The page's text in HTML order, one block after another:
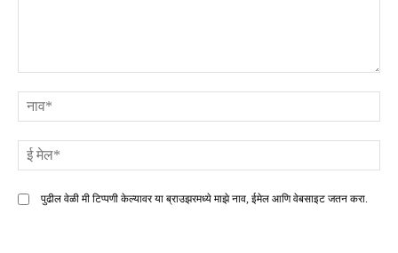
पुढील वेळी मी टिप्पणी केल्यावर या ब्राउझरमध्ये माझे नाव, ईमेल आणि वेबसाइट जतन करा.